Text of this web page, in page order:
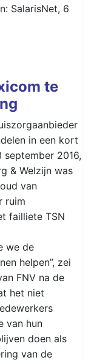
SalarisNet, 6
te
in een kort
2016,
& Welzijn was
van
ruim
failliete TSN
we de
helpen”, zei
FNV na de
het niet
van hun
doen als
van de